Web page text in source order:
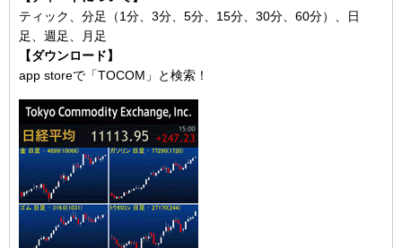
ティック、分足（1分、3分、5分、15分、30分、60分）、日
足、週足、月足
【ダウンロード】
app storeで「TOCOM」と検索！